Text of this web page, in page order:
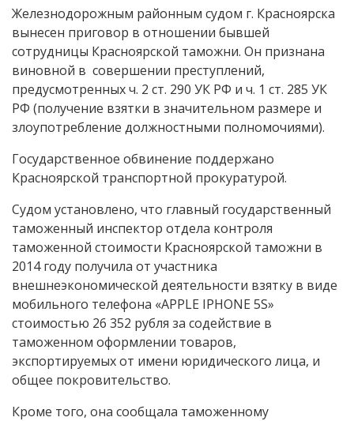
Железнодорожным районным судом г. Красноярска
вынесен приговор в отношении бывшей
сотрудницы Красноярской таможни. Он признана
виновной в совершении преступлений,
предусмотренных ч. 2 ст. 290 УК РФ и ч. 1 ст. 285 УК
РФ (получение взятки в значительном размере и
злоупотребление должностными полномочиями).
Государственное обвинение поддержано
Красноярской транспортной прокуратурой.
Судом установлено, что главный государственный
таможенный инспектор отдела контроля
таможенной стоимости Красноярской таможни в
2014 году получила от участника
внешнеэкономической деятельности взятку в виде
мобильного телефона «APPLE IPHONE 5S»
стоимостью 26 352 рубля за содействие в
таможенном оформлении товаров,
экспортируемых от имени юридического лица, и
общее покровительство.
Кроме того, она сообщала таможенному